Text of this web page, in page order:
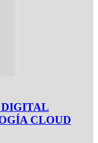
CLOUD